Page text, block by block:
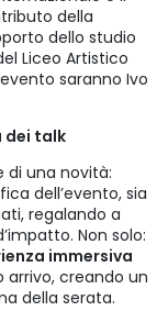
della
dello studio
Liceo Artistico
saranno Ivo
dei talk
di una novità:
dell’evento, sia
regalando a
Non solo:
immersiva
creando un
della serata.